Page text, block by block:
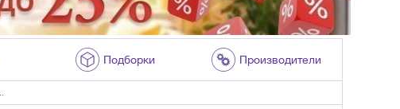
Подборки Производители